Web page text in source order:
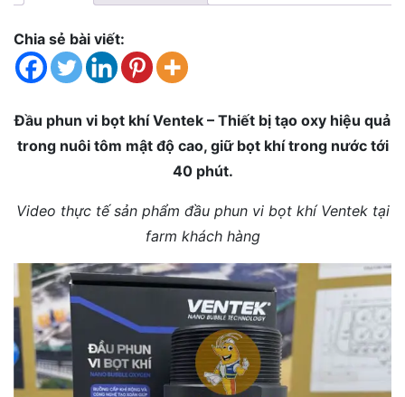
Chia sẻ bài viết:
Đầu phun vi bọt khí Ventek – Thiết bị tạo oxy hiệu quả
trong nuôi tôm mật độ cao, giữ bọt khí trong nước tới
40 phút.
Video thực tế sản phẩm đầu phun vi bọt khí Ventek tại
farm khách hàng